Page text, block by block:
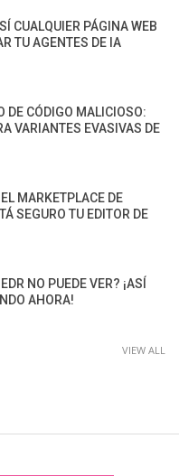
CUALQUIER PÁGINA WEB
TU AGENTES DE IA
DE CÓDIGO MALICIOSO:
VARIANTES EVASIVAS DE
MARKETPLACE DE
SEGURO TU EDITOR DE
NO PUEDE VER? ¡ASÍ
AHORA!
VIEW ALL